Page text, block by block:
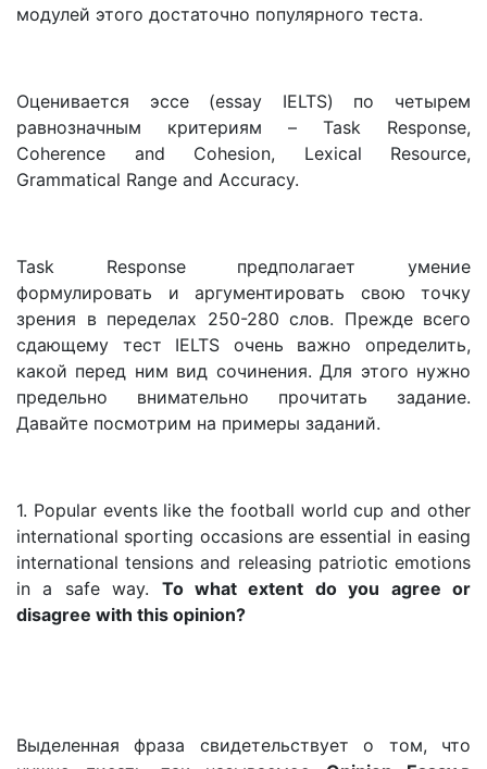
модулей этого достаточно популярного теста.
Оценивается эссе (essay IELTS) по четырем
равнозначным критериям – Task Response,
Coherence and Cohesion, Lexical Resource,
Grammatical Range and Accuracy.
Task Response предполагает умение
формулировать и аргументировать свою точку
зрения в переделах 250-280 слов. Прежде всего
сдающему тест IELTS очень важно определить,
какой перед ним вид сочинения. Для этого нужно
предельно внимательно прочитать задание.
Давайте посмотрим на примеры заданий.
1. Popular events like the football world cup and other
international sporting occasions are essential in easing
international tensions and releasing patriotic emotions
in a safe way. To what extent do you agree or
disagree with this opinion?
Выделенная фраза свидетельствует о том, что